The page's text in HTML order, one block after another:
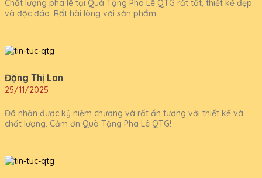
Chất lượng pha lê tại Quà Tặng Pha Lê QTG rất tốt, thiết kế đẹp
và độc đáo. Rất hài lòng với sản phẩm.
Đặng Thị Lan
25/11/2025
Đã nhận được kỷ niệm chương và rất ấn tượng với thiết kế và
chất lượng. Cảm ơn Quà Tặng Pha Lê QTG!